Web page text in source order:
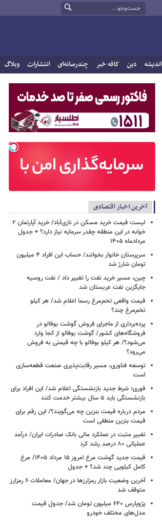
اندیشه دین کافه خبر چندرسانه‌ای انتشارات وبلاگ
آخرین اخبار اقتصادی
لیست قیمت خرید مسکن در نازی‌آباد/ خرید آپارتمان ۲
خوابه در این منطقه چقدر سرمایه نیاز دارد؟ + جدول
مردادماه ۱۴۰۵
سرپرستان خانوار بخوانند/ حساب این افراد ۴ میلیون
تومان شارژ شد
چین، مسیر خرید نفت را تغییر داد / نفت روسیه
جایگزین نفت عربستان شد
قیمت واقعی تخم‌مرغ رسما اعلام شد/ هر کیلو
تخم‌مرغ چند؟
پرده‌برداری از ماجرای فروش گوشت بوفالو در
فروشگاه‌های کشور/ گوشت بوفالو از کجا وارد
می‌شود؟/ هر کیلو بوفالو با چه قیمتی به فروش
می‌رود؟
توسعه فناوری، مسیر رقابت‌پذیری صنعت قطعه‌سازی
است
فوری؛ شرط جدید بازنشستگی اعلام شد/ این افراد برای
بازنشستگی باید ۵ سال بیشتر خدمت کنند
مردم درباره قیمت بنزین چه می‌گویند؟/ این رقم برای
قیمت بنزین منطقی است
تغییر مثبت در عملکرد مالی بانک صادرات ایران/ درآمد
عملیاتی ۸۰ درصد رشد کرد
قیمت جدید گوشت مرغ امروز ۱۵ مرداد ۱۴۰۵/ مرغ
کامل کیلویی چند شد؟ + جدول
آخرین وضعیت بازار رمزارزها در جهان/ معاملات ۶ رمزارز
متوقف شد
پژوپارس ۶۴۰ میلیون تومان شد/ جدول قیمت
مدل‌های مختلف خودرو